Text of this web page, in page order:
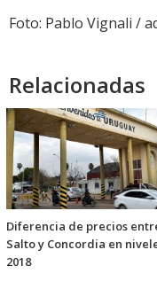
Foto: Pablo Vignali /
Relacionadas
Diferencia de precios
Salto y Concordia en
2018